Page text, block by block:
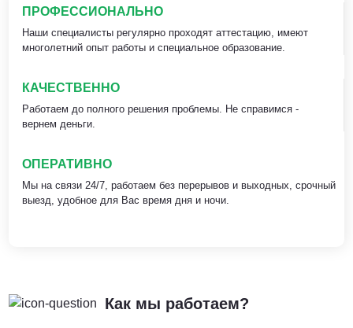
ПРОФЕССИОНАЛЬНО
Наши специалисты регулярно проходят аттестацию, имеют
многолетний опыт работы и специальное образование.
КАЧЕСТВЕННО
Работаем до полного решения проблемы. Не справимся -
вернем деньги.
ОПЕРАТИВНО
Мы на связи 24/7, работаем без перерывов и выходных, срочный
выезд, удобное для Вас время дня и ночи.
Как мы работаем?